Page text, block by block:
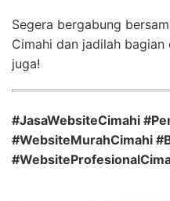
Segera bergabung
Cimahi dan jadilah
juga!
#JasaWebsiteCimahi
#WebsiteMurahCimahi